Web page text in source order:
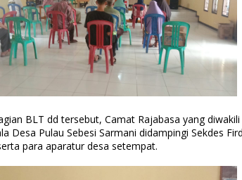
BLT dd tersebut, Camat Rajabasa yang diwakili
Desa Pulau Sebesi Sarmani didampingi Sekdes
para aparatur desa setempat.